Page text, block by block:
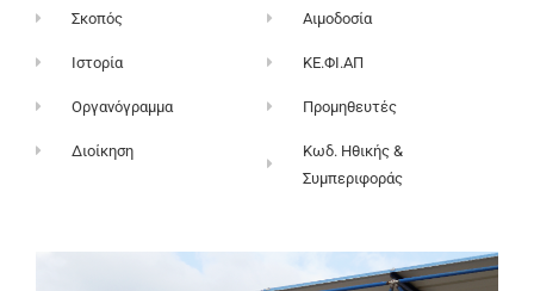
Σκοπός
Ιστορία
Οργανόγραμμα
Διοίκηση
Αιμοδοσία
ΚΕ.ΦΙ.ΑΠ
Προμηθευτές
Κωδ. Ηθικής &
Συμπεριφοράς